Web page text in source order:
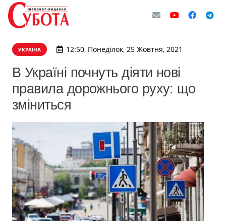
УКРАЇНА 12:50, Понеділок, 25 Жовтня, 2021
В Україні почнуть діяти нові
правила дорожнього руху: що
зміниться